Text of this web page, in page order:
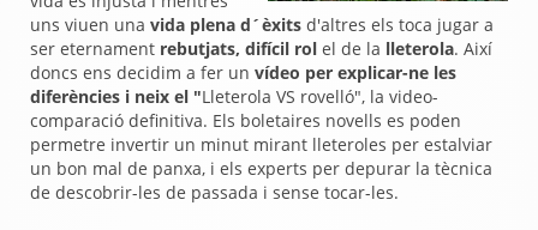
uns viuen una vida plena d´èxits d'altres els toca jugar a
ser eternament rebutjats, difícil rol el de la lleterola. Així
doncs ens decidim a fer un vídeo per explicar-ne les
diferències i neix el "Lleterola VS rovelló", la video-
comparació definitiva. Els boletaires novells es poden
permetre invertir un minut mirant lleteroles per estalviar
un bon mal de panxa, i els experts per depurar la tècnica
de descobrir-les de passada i sense tocar-les.